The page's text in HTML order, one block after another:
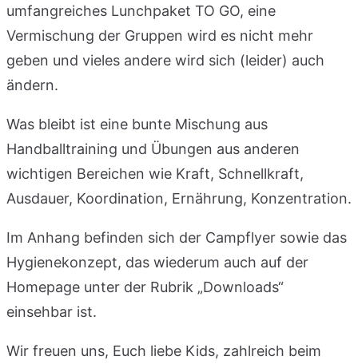
umfangreiches Lunchpaket TO GO, eine
Vermischung der Gruppen wird es nicht mehr
geben und vieles andere wird sich (leider) auch
ändern.
Was bleibt ist eine bunte Mischung aus
Handballtraining und Übungen aus anderen
wichtigen Bereichen wie Kraft, Schnellkraft,
Ausdauer, Koordination, Ernährung, Konzentration.
Im Anhang befinden sich der Campflyer sowie das
Hygienekonzept, das wiederum auch auf der
Homepage unter der Rubrik „Downloads“
einsehbar ist.
Wir freuen uns, Euch liebe Kids, zahlreich beim